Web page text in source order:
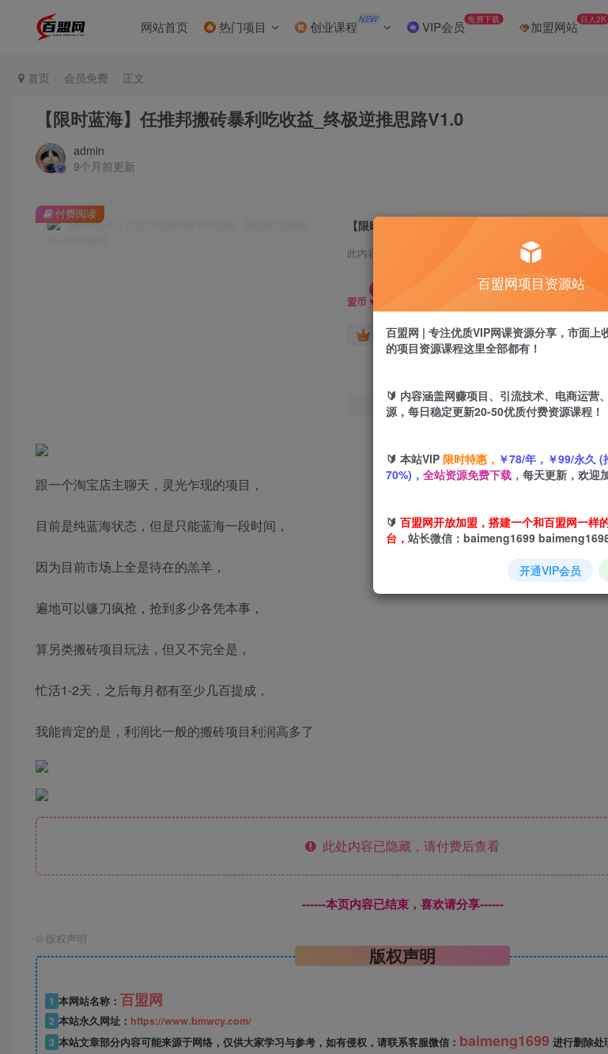
网站首页 热门项目 创业课程 NEW VIP会员 免费下载 加盟网站 日入2K
首页 会员免费 正文
【限时蓝海】任推邦搬砖暴利吃收益_终极逆推思路V1.0
admin
9个月前更新
【限时蓝海】任推邦搬砖暴利吃收益_终极逆推思路
此内容为付费阅读，请付费后查看
盟币 9.9
年卡会员免费 永久会员免费
您当前未登录
付费阅读
跟一个淘宝店主聊天，灵光乍现的项目，
目前是纯蓝海状态，但是只能蓝海一段时间，
因为目前市场上全是待在的羔羊，
遍地可以镰刀疯抢，抢到多少各凭本事，
算另类搬砖项目玩法，但又不完全是，
忙活1-2天，之后每月都有至少几百提成，
我能肯定的是，利润比一般的搬砖项目利润高多了
此处内容已隐藏，请付费后查看
------本页内容已结束，喜欢请分享------
© 版权声明
版权声明
1 本网站名称： 百盟网
2 本站永久网址： https://www.bmwcy.com/
3 本站文章部分内容可能来源于网络，仅供大家学习与参考，如有侵权，请联系客服微信： baimeng1699 进行删除处
百盟网项目资源站
百盟网 | 专注优质VIP网课资源分享，市面上
的项目资源课程这里全部都有！
🔰 内容涵盖网赚项目、引流技术、电商运营
源，每日稳定更新20-50优质付费资源课程！
🔰 本站VIP 限时特惠， ￥78/年，￥99/永久 (
70%)， 全站资源免费下载， 每天更新，欢迎
🔰 百盟网开放加盟，搭建一个和百盟网一样
台， 站长微信：baimeng1699
开通VIP会员